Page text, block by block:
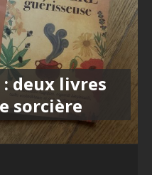
deux livres
sorcière